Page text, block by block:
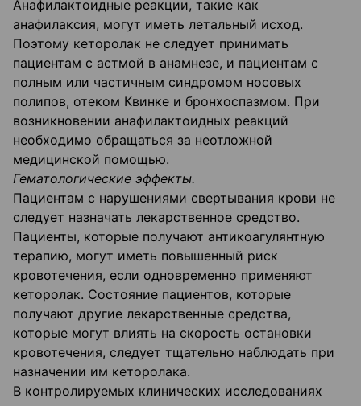
Анафилактоидные реакции, такие как
анафилаксия, могут иметь летальный исход.
Поэтому кеторолак не следует принимать
пациентам с астмой в анамнезе, и пациентам с
полным или частичным синдромом носовых
полипов, отеком Квинке и бронхоспазмом. При
возникновении анафилактоидных реакций
необходимо обращаться за неотложной
медицинской помощью.
Гематологические эффекты.
Пациентам с нарушениями свертывания крови не
следует назначать лекарственное средство.
Пациенты, которые получают антикоагулянтную
терапию, могут иметь повышенный риск
кровотечения, если одновременно применяют
кеторолак. Состояние пациентов, которые
получают другие лекарственные средства,
которые могут влиять на скорость остановки
кровотечения, следует тщательно наблюдать при
назначении им кеторолака.
В контролируемых клинических исследованиях